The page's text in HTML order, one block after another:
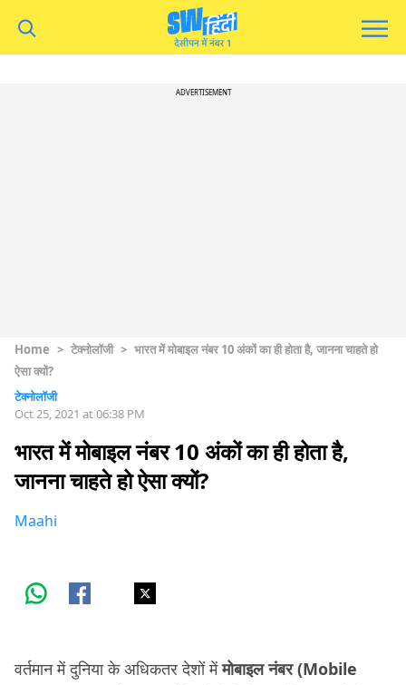
ADVERTISEMENT
Home > टेक्नोलॉजी > भारत में मोबाइल नंबर 10 अंकों का ही होता है, जानना चाहते हो
ऐसा क्यों?
टेक्नोलॉजी
Oct 25, 2021 at 06:38 PM
भारत में मोबाइल नंबर 10 अंकों का ही होता है,
जानना चाहते हो ऐसा क्यों?
Maahi
वर्तमान में दुनिया के अधिकतर देशों मेंमोबाइल नंबर (Mobile